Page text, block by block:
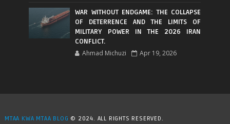
WAR WITHOUT ENDGAME: THE COLLAPSE
OF DETERRENCE AND THE LIMITS OF
MILITARY POWER IN THE 2026 IRAN
CONFLICT.
Ahmad Michuzi Apr 19, 2026
MTAA KWA MTAA BLOG © 2024. ALL RIGHTS RESERVED.